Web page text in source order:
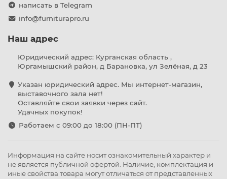
написать в Telegram
info@furniturapro.ru
Наш адрес
Юридический адрес: Курганская область ,
Юргамышский район, д Барановка, ул Зелёная, д 23
Указан юридический адрес. Мы интернет-магазин,
выставочного зала нет!
Оставляйте свои заявки через сайт.
Удачных покупок!
Работаем с 09:00 до 18:00 (ПН-ПТ)
Информация на сайте носит ознакомительный характер и
не является публичной офертой. Наличие, комплектация и
иные свойства товара могут отличаться от представленных